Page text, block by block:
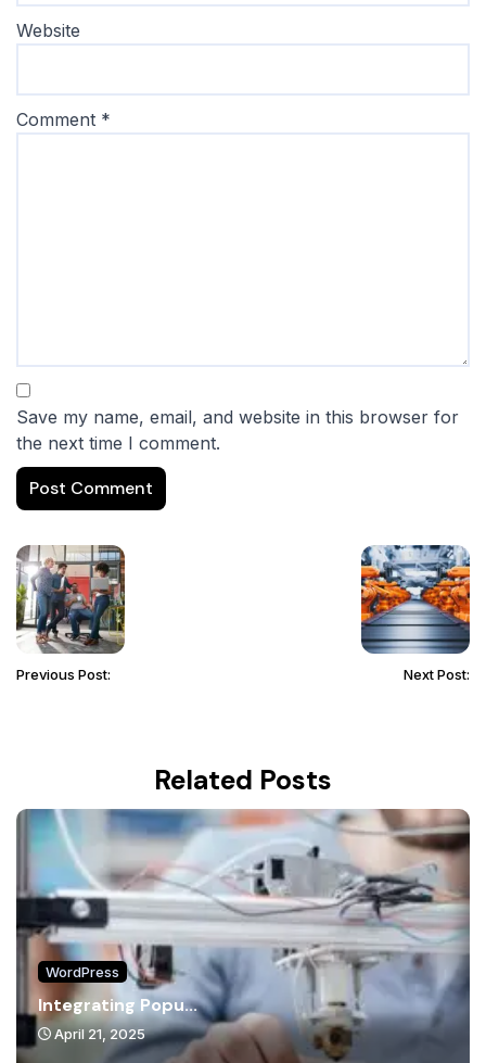
Website
Comment *
Save my name, email, and website in this browser for
the next time I comment.
Previous Post: Next Post:
Related Posts
WordPress
Integrating Popu...
April 21, 2025